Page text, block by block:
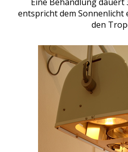
entspricht dem Sonnenlicht
den